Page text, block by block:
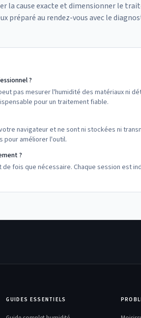
la cause exacte et dimensionner le
préparé au rendez-vous avec le
?
pas mesurer l'humidité des matériaux ni
pour un traitement fiable.
navigateur et ne sont ni stockées ni
pour améliorer l'outil.
?
fois que nécessaire. Chaque session est
GUIDES ESSENTIELS